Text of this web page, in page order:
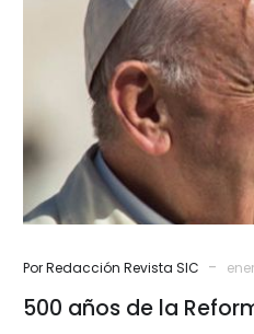
Por Redacción Revista SIC -
500 años de la